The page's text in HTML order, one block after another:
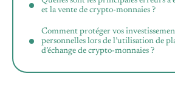
et la vente de crypto-monnaies ?
Comment protéger vos
personnelles lors de l’utilisation de
d’échange de crypto-monnaies ?